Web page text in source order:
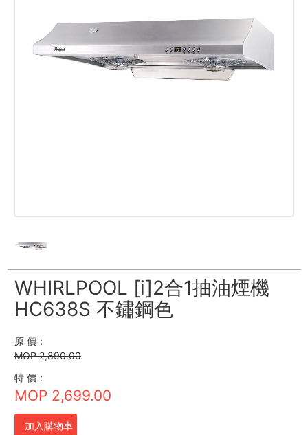
WHIRLPOOL [i]2合1抽油煙機
HC638S 不鏽鋼色
原 價：
MOP 2,890.00
特 價：
MOP 2,699.00
加入購物車